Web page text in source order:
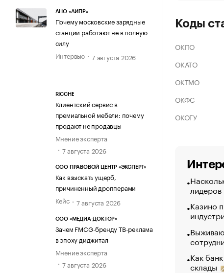
АНО «АИПР»
Почему московские зарядные
станции работают не в полную
силу
Интервью
7 августа 2026
RICCHE
Клиентский сервис в
премиальной мебели: почему
продают не продавцы
Мнение эксперта
7 августа 2026
ООО ПРАВОВОЙ ЦЕНТР «ЭКСПЕРТ»
Как взыскать ущерб,
причиненный дропперами
Кейс
7 августа 2026
ООО «МЕДИА-ДОКТОР»
Зачем FMCG-бренду ТВ-реклама
в эпоху диджитал
Мнение эксперта
7 августа 2026
Коды
ОКПО
ОКАТО
ОКТМО
ОКФС
ОКОГУ
лидеров
Казино
Как
склады